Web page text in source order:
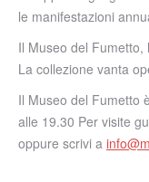
le manifestazioni
Il Museo del
La collezione vanta
Il Museo del Fumetto
alle 19.30 Per visite
oppure scrivi a